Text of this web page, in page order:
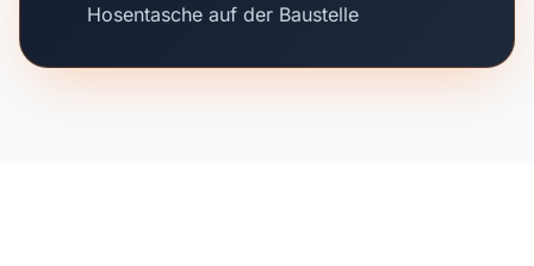
Hosentasche auf der Baustelle